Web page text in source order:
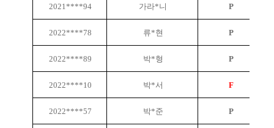
2021****94 가라*니 P
2022****78 류*현 P
2022****89 박*형 P
2022****10 박*서 F
2022****57 박*준 P